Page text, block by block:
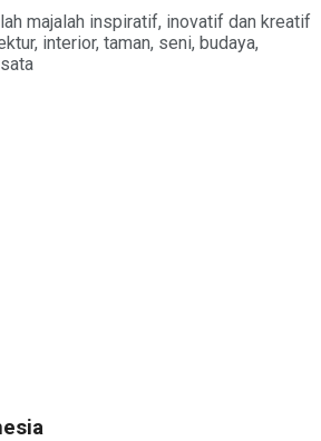
majalah inspiratif, inovatif dan kreatif
interior, taman, seni, budaya,